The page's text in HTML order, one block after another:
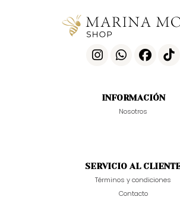
INFORMACIÓN
Nosotros
SERVICIO AL
Términos y condiciones
Contacto